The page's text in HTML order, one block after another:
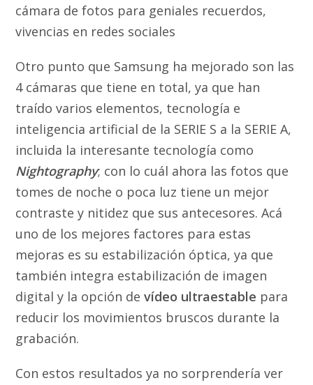
cámara de fotos para geniales recuerdos,
vivencias en redes sociales
Otro punto que Samsung ha mejorado son las
4 cámaras que tiene en total, ya que han
traído varios elementos, tecnología e
inteligencia artificial de la SERIE S a la SERIE A,
incluida la interesante tecnología como
Nightography; con lo cuál ahora las fotos que
tomes de noche o poca luz tiene un mejor
contraste y nitidez que sus antecesores. Acá
uno de los mejores factores para estas
mejoras es su estabilización óptica, ya que
también integra estabilización de imagen
digital y la opción devídeo ultraestable para
reducir los movimientos bruscos durante la
grabación.
Con estos resultados ya no sorprendería ver